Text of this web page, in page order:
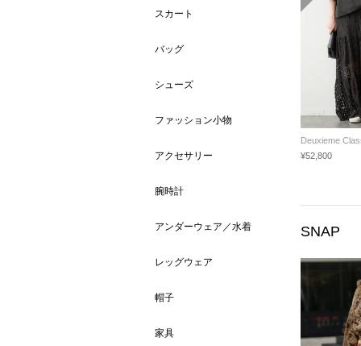
スカート
バッグ
シューズ
ファッション小物
アクセサリー
腕時計
アンダーウェア／水着
レッグウェア
帽子
家具
Deuxieme
¥52,800
SNAP